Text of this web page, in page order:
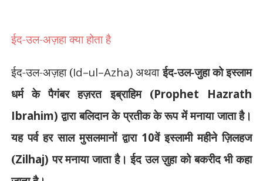
ईद-उल-अज़हा क्या होता है
ईद-उल-अज़हा (Id–ul–Azha)अथवाईद-उल-जुहा को इस्लाम
धर्म के पैगंबर हज़रत इब्राहिम (Prophet Hazrath
Ibrahim)द्वारा बलिदान के प्रतीक के रूप में मनाया जाता है।
यह पर्व हर साल मुसलमानों द्वारा 10वें इस्लामी महीने ज़िलहज
(Zilhaj)पर मनाया जाता है। ईद उल ज़ुहा को बकरीद भी कहा